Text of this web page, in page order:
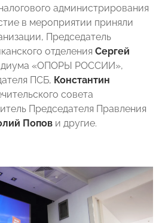
администрирования
в мероприятии приняли
Председатель
отделения Сергей
«ОПОРЫ РОССИИ»,
ПСБ, Константин
совета
Председателя Правления
Попов и другие.